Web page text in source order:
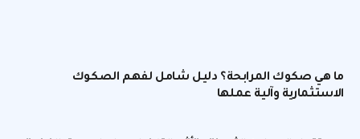
ما هي صكوك المرابحة؟ دليل شامل لفهم الصكوك
الاستثمارية وآلية عملها